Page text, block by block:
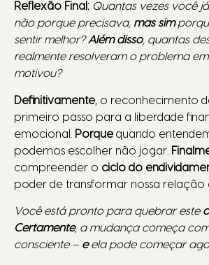
Reflexão Final: Quantas vezes você
não porque precisava, mas sim
sentir melhor?Além disso, quantas
realmente resolveram o problema
motivou?
Definitivamente, o reconhecimento
primeiro passo para a liberdade
emocional.
Porque quando
podemos escolher não jogar.
compreender o ciclo do
poder de transformar nossa relação
Você está pronto para quebrar este
Certamente, a mudança começa
consciente – eela pode começar